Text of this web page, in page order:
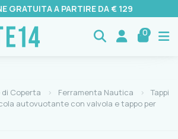
GRATUITA A PARTIRE DA € 129
0
Coperta Ferramenta Nautica
Tappi
autovuotante con valvola e tappo per